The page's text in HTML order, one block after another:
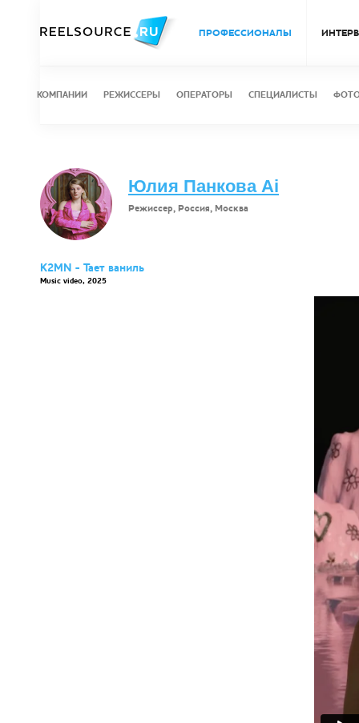
ПРОФЕССИОНАЛЫ
КОМПАНИИ РЕЖИССЕРЫ ОПЕРАТОРЫ СПЕЦИАЛИСТЫ
Юлия Панкова Ai
Режиссер, Россия, Москва
K2MN - Тает ваниль
Music video, 2025